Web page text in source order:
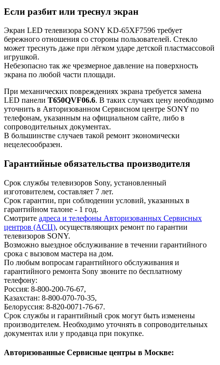
Если разбит или треснул экран
Экран LED телевизора SONY KD-65XF7596 требует
бережного отношения со стороны пользователей. Стекло
может треснуть даже при лёгком ударе детской пластмассовой
игрушкой.
Небезопасно так же чрезмерное давление на поверхность
экрана по любой части площади.
При механических повреждениях экрана требуется замена
LED панели T650QVF06.6. В таких случаях цену необходимо
уточнить в Авторизованном Сервисном центре SONY по
телефонам, указанным на официальном сайте, либо в
сопроводительных документах.
В большинстве случаев такой ремонт экономически
нецелесообразен.
Гарантийные обязательства производителя
Срок службы телевизоров Sony, установленный
изготовителем, составляет 7 лет.
Срок гарантии, при соблюдении условий, указанных в
гарантийном талоне - 1 год.
Смотрите адреса и телефоны Авторизованных Сервисных
центров (AСЦ), осуществляющих ремонт по гарантии
телевизоров SONY.
Возможно выездное обслуживание в течении гарантийного
срока с вызовом мастера на дом.
По любым вопросам гарантийного обслуживания и
гарантийного ремонта Sony звоните по бесплатному
телефону:
Россия: 8-800-200-76-67,
Казахстан: 8-800-070-70-35,
Белоруссия: 8-820-0071-76-67.
Срок службы и гарантийный срок могут быть изменены
производителем. Необходимо уточнять в сопроводительных
документах или у продавца при покупке.
Авторизованные Сервисные центры в Москве: